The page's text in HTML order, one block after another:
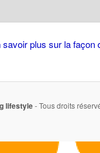
savoir plus sur la
lifestyle- Tous droits